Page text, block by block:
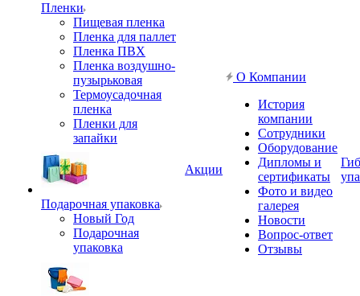
Пленки
Пищевая пленка
Пленка для паллет
Пленка ПВХ
Пленка воздушно-
пузырьковая
Термоусадочная
пленка
Пленки для
запайки
Подарочная упаковка
Новый Год
Подарочная
упаковка
Акции
О Компании
История
компании
Сотрудники
Оборудование
Дипломы и
сертификаты
Фото и видео
галерея
Новости
Вопрос-ответ
Отзывы